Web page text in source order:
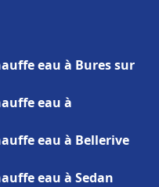
eau à Bures sur
eau à
eau à Bellerive
eau à Sedan